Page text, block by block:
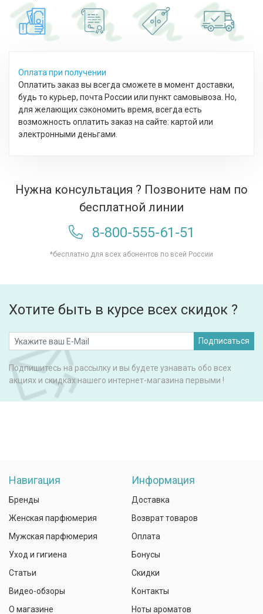
Оплата при получении
Оплатить заказ вы всегда сможете в момент доставки,
будь то курьер, почта России или пункт самовывоза. Но,
для желающих сэкономить время, всегда есть
возможность оплатить заказ на сайте: картой или
электронными деньгами.
Нужна консультация ? Позвоните нам по
бесплатной линии
8-800-555-61-51
*бесплатно для всех абонентов по всей России
Хотите быть в курсе всех скидок ?
Подписаться
Подпишитесь на рассылку и вы будете узнавать обо всех
акциях и скидках нашего интернет-магазина первыми !
Навигация
Бренды
Женская парфюмерия
Мужская парфюмерия
Уход и гигиена
Статьи
Видео-обзоры
О магазине
Информация
Доставка
Возврат товаров
Оплата
Бонусы
Скидки
Контакты
Ноты ароматов